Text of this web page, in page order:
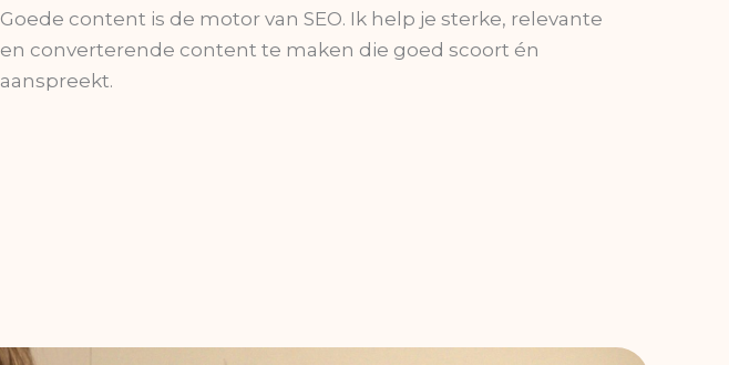
Goede content is de motor van SEO. Ik help je sterke, relevante
en converterende content te maken die goed scoort én
aanspreekt.